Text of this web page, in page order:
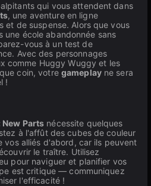
qui vous attendent dans
, une aventure en ligne
et de suspense. Alors que vous
une école abandonnée sans
vous à un test de
Avec des personnages
comme Huggy Wuggy et les
coin, votre gameplayne sera
!
Parts nécessite quelques
à l'affût des cubes de couleur
vos alliés d'abord, car ils peuvent
le traître. Utilisez
pour naviguer et planifier vos
est critique — communiquez
l'efficacité !